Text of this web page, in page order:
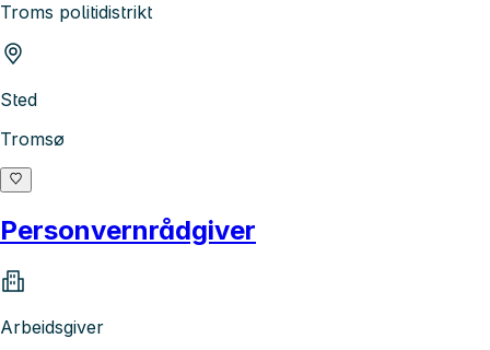
Troms politidistrikt
Sted
Tromsø
Personvernrådgiver
Arbeidsgiver